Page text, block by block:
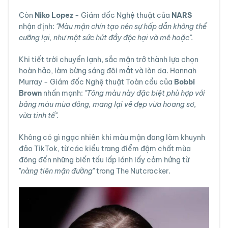
Còn Niko Lopez - Giám đốc Nghệ thuật của NARS
nhận định: "Màu mận chín tạo nên sự hấp dẫn không thể
cưỡng lại, như một sức hút đầy độc hại và mê hoặc".
Khi tiết trời chuyển lạnh, sắc mận trở thành lựa chọn
hoàn hảo, làm bừng sáng đôi mắt và làn da. Hannah
Murray - Giám đốc Nghệ thuật Toàn cầu của Bobbi
Brown nhấn mạnh: "Tông màu này đặc biệt phù hợp với
bảng màu mùa đông, mang lại vẻ đẹp vừa hoang sơ,
vừa tinh tế".
Không có gì ngạc nhiên khi màu mận đang làm khuynh
đảo TikTok, từ các kiểu trang điểm đậm chất mùa
đông đến những biến tấu lấp lánh lấy cảm hứng từ
"nàng tiên mận đường" trong The Nutcracker.